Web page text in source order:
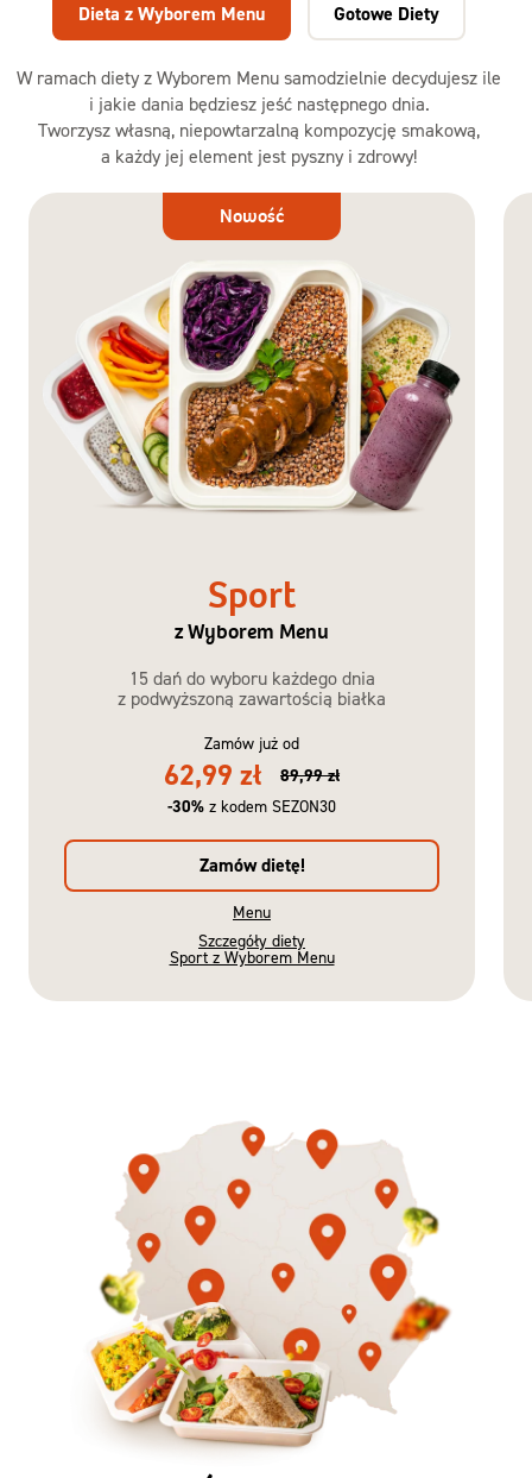
W ramach diety z Wyborem Menu samodzielnie decydujesz ile
i jakie dania będziesz jeść następnego dnia.
Tworzysz własną, niepowtarzalną kompozycję smakową,
a każdy jej element jest pyszny i zdrowy!
Dieta z Wyborem Menu Gotowe Diety
Dieta
Nowość
Sport
z Wyborem Menu
15 dań do wyboru każdego dnia
z podwyższoną zawartością białka
Zamów już od
62,99 zł
89,99 zł
-30% z kodem SEZON30
Zamów dietę!
Menu
Szczegóły diety
Sport z Wyborem Menu
3 razy TAK
1500kcal - 2250kcal